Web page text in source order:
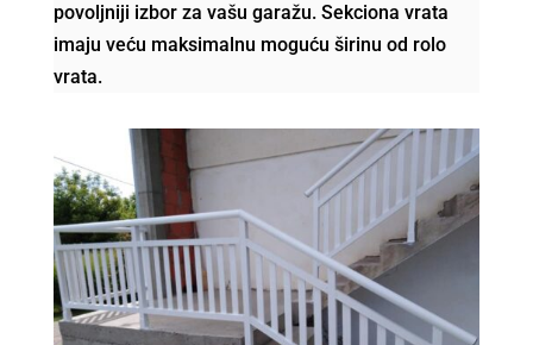
povoljniji izbor za vašu garažu. Sekciona vrata
imaju veću maksimalnu moguću širinu od rolo
vrata.